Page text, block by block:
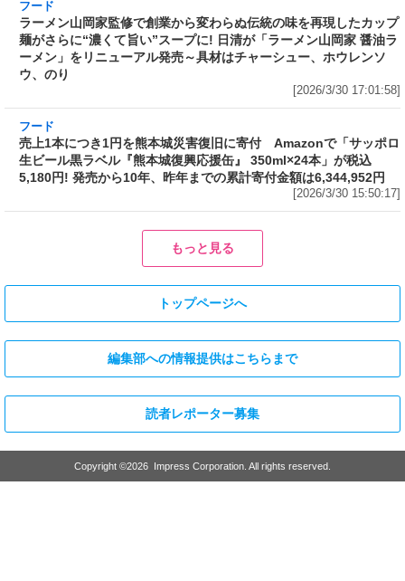
フード
ラーメン山岡家監修で創業から変わらぬ伝統の
ープに! 日清が「ラーメン山岡家 醤油ラーメ
ン」をリニューアル発売～具材はチャーシュ
[2026/3/30 17:01:58]
フード
売上1本につき1円を熊本城災害復旧に寄付
Amazonで「サッポロ生ビール黒ラベル『熊本
城復興応援缶』 350ml×24本」が税込5,180円!
発売から10年、昨年までの累計寄付金額は
6,344,952円
3分で食べられる人気沸騰中の四
川料理! 日清食品が「カップヌー
ドル 14種のスパイス麻辣湯」を
発売～具材は謎肉、キャベツ、チ
[2026/3/30 15:42:35]
自慢のそばが食べ放題! 和食麺処
サガミが「晦日そば」を明日31日
(火)開催～大海老天などの天ぷら
や薬味などもついて税込2,200円!
「時間無制限」の挑戦枠は税込
4,400円
フード